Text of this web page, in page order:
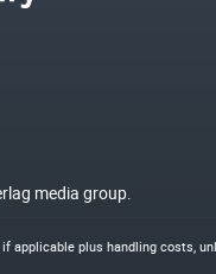
media group.
applicable plus handling costs,